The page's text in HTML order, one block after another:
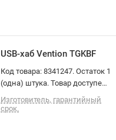
USB-хаб Vention TGKBF
Код товара: 8341247. Остаток 1
(одна) штука. Товар доступен
для юридических лиц. Цена
указана с НДС. Доставка по
Изготовитель, гарантийный
срок.